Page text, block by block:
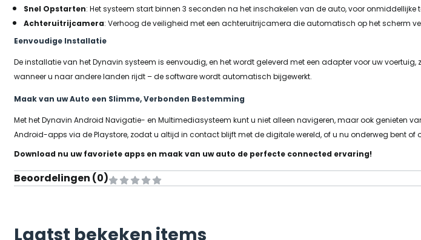
Snel Opstarten: Het systeem start binnen 3 seconden na het inschakelen van de auto, voor
Achteruitrijcamera: Verhoog de veiligheid met een achteruitrijcamera die automatisch op het scherm
Eenvoudige Installatie
De installatie van het Dynavin systeem is eenvoudig, en het wordt geleverd met een adapter voor uw
wanneer u naar andere landen rijdt – de software wordt automatisch bijgewerkt.
Maak van uw Auto een Slimme, Verbonden Bestemming
Met het Dynavin Android Navigatie- en Multimediasysteem kunt u niet alleen navigeren, maar ook genieten
Android-apps via de Playstore, zodat u altijd in contact blijft met de digitale wereld, of u nu onderweg bent of
Download nu uw favoriete apps en maak van uw auto de perfecte connected ervaring!
Beoordelingen (0)
Laatst bekeken items